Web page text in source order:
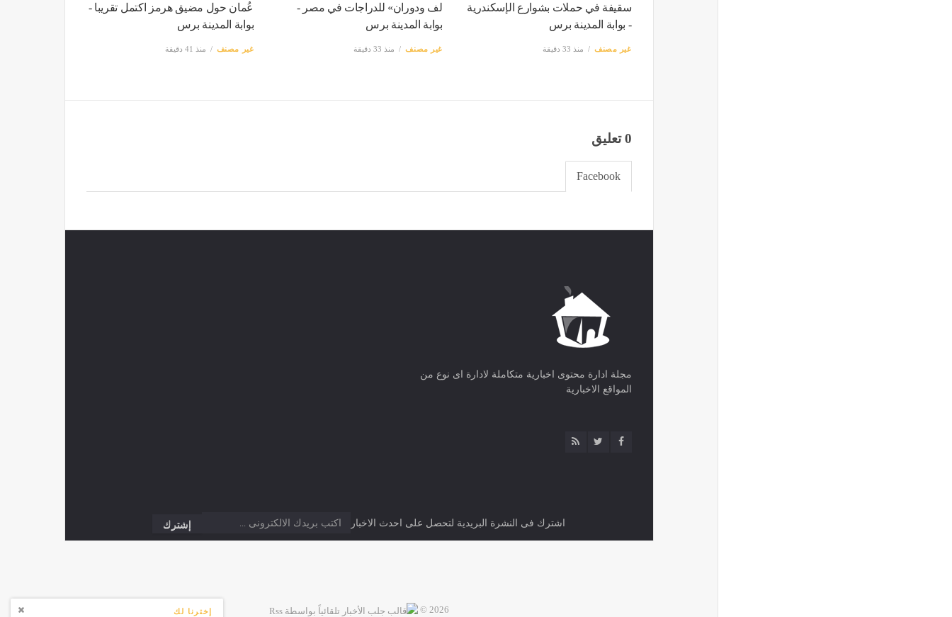
إخترنا لك
سقيفة في حملات بشوارع الإسكندرية
- بوابة المدينة برس
غير مصنف منذ 33 دقيقة
لف ودوران» للدراجات في مصر -
بوابة المدينة برس
غير مصنف منذ 33 دقيقة
عُمان حول مضيق هرمز اكتمل تقريبا -
بوابة المدينة برس
غير مصنف منذ 41 دقيقة
0 تعليق
Facebook
مجلة ادارة محتوى اخبارية متكاملة لادارة اى نوع من
المواقع الاخبارية
اشترك فى النشرة البريدية لتحصل على احدث الاخبار
2026 ©